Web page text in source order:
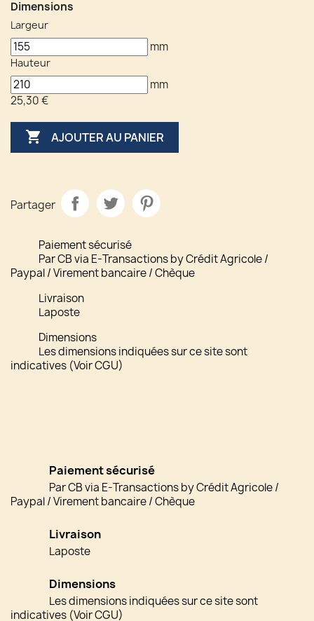
Dimensions
Largeur
mm
Hauteur
mm
25,30 €
 AJOUTER AU PANIER
Partager
Paiement sécurisé
Par CB via E-Transactions by Crédit Agricole /
Paypal / Virement bancaire / Chèque
Livraison
Laposte
Dimensions
Les dimensions indiquées sur ce site sont
indicatives (Voir CGU)
Paiement sécurisé
Par CB via E-Transactions by Crédit Agricole /
Paypal / Virement bancaire / Chèque
Livraison
Laposte
Dimensions
Les dimensions indiquées sur ce site sont
indicatives (Voir CGU)